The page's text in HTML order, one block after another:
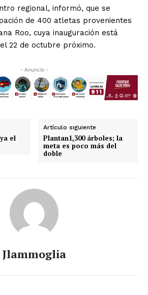
regional, informó, que se
de 400 atletas provenientes
Roo, cuya inauguración está
22 de octubre próximo.
- Anuncio -
el
Artículo siguiente
Plantan1,300 árboles; la
meta es poco más del
doble
Jlammoglia